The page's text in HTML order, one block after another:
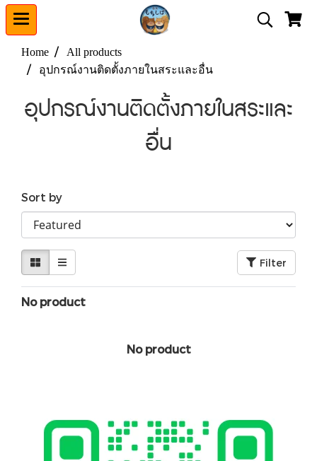
Home
All products
อุปกรณ์งานติดตั้งภายในสระและอื่น
อุปกรณ์งานติดตั้งภายในสระและ
อื่น
Sort by
Filter
No product
No product